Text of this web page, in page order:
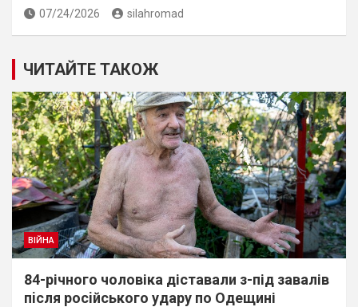
07/24/2026 silahromad
ЧИТАЙТЕ ТАКОЖ
ВІЙНА
84-річного чоловіка діставали з-під завалів
пiсля росiйського удару по Одещині